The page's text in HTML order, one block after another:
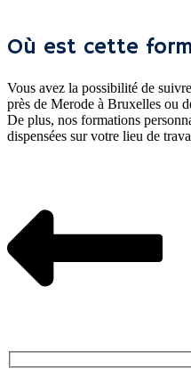
Où est cette
Vous avez la possibilité de
près de Merode à Bruxelles ou
De plus, nos formations
dispensées sur votre lieu de